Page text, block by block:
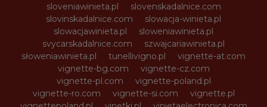
sloveniawinieta.pl
slovenskadalnice.com
slovinskadalnice.com
slowacja-winieta.pl
slowacjawinieta.pl
sloweniawinieta.pl
svycarskadalnice.com
szwajcariawinieta.pl
słoweniawinieta.pl
tunellivigno.pl
vignette-at.com
vignette-bg.com
vignette-cz.com
vignette-pl.com
vignette-poland.pl
vignette-ro.com
vignette-si.com
vignette.pl